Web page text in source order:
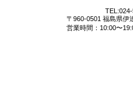
〒960-0501 福島県伊
営業時間：10:00〜